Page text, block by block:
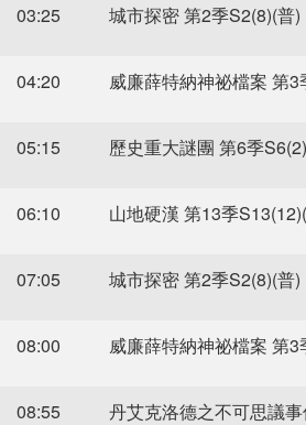
03:25 城市探密 第2季S2(8)(普)
04:20 威廉薛特納神祕檔案 第3
05:15 歷史重大謎團 第6季
06:10 山地硬漢 第13季
07:05 城市探密 第2季S2(8)(普)
08:00 威廉薛特納神祕檔案 第3
08:55 丹艾克洛德之不可思議